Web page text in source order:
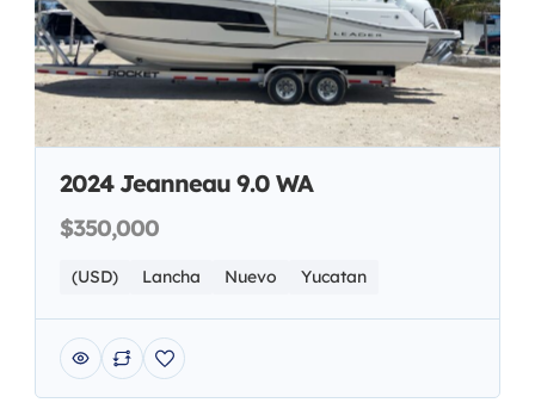
2024 Jeanneau 9.0 WA
$350,000
(USD) Lancha Nuevo Yucatan